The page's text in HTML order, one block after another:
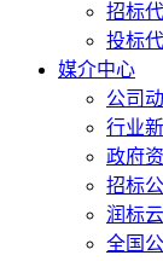
招标
投标
媒介中心
公司
行业
政府
招标
润标
全国